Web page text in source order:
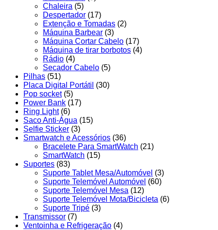
Chaleira (5)
Despertador (17)
Extenção e Tomadas (2)
Máquina Barbear (3)
Máquina Cortar Cabelo (17)
Máquina de tirar borbotos (4)
Rádio (4)
Secador Cabelo (5)
Pilhas (51)
Placa Digital Portátil (30)
Pop socket (5)
Power Bank (17)
Ring Light (6)
Saco Anti-Água (15)
Selfie Sticker (3)
Smartwatch e Acessórios (36)
Bracelete Para SmartWatch (21)
SmartWatch (15)
Suportes (83)
Suporte Tablet Mesa/Automóvel (3)
Suporte Telemóvel Automóvel (60)
Suporte Telemóvel Mesa (12)
Suporte Telemóvel Mota/Bicicleta (6)
Suporte Tripé (3)
Transmissor (7)
Ventoinha e Refrigeração (4)